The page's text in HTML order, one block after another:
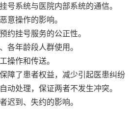
号系统与医院内部系统的通信。
意操作的影响。
约挂号服务的公正性。
各年龄段人群使用。
操作和传送。
障了患者权益，减少引起医患纠纷
动处理，保证两者不发生冲突。
迟到、失约的影响。